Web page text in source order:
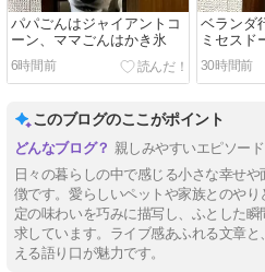
パパごんはジャイアントコ
ーン、ママごんはかき氷
6時間前
ベランダ
ミセスド
30時間前
このブログのここがポイント
親しみやすいエピソー
日々の暮らしの中で感じる小さな幸せ
徴です。愛らしいペットや家族とのや
定の味わいを巧みに描写し、ふとした
求しています。ライブ感あふれる文章
える語り口が魅力です。